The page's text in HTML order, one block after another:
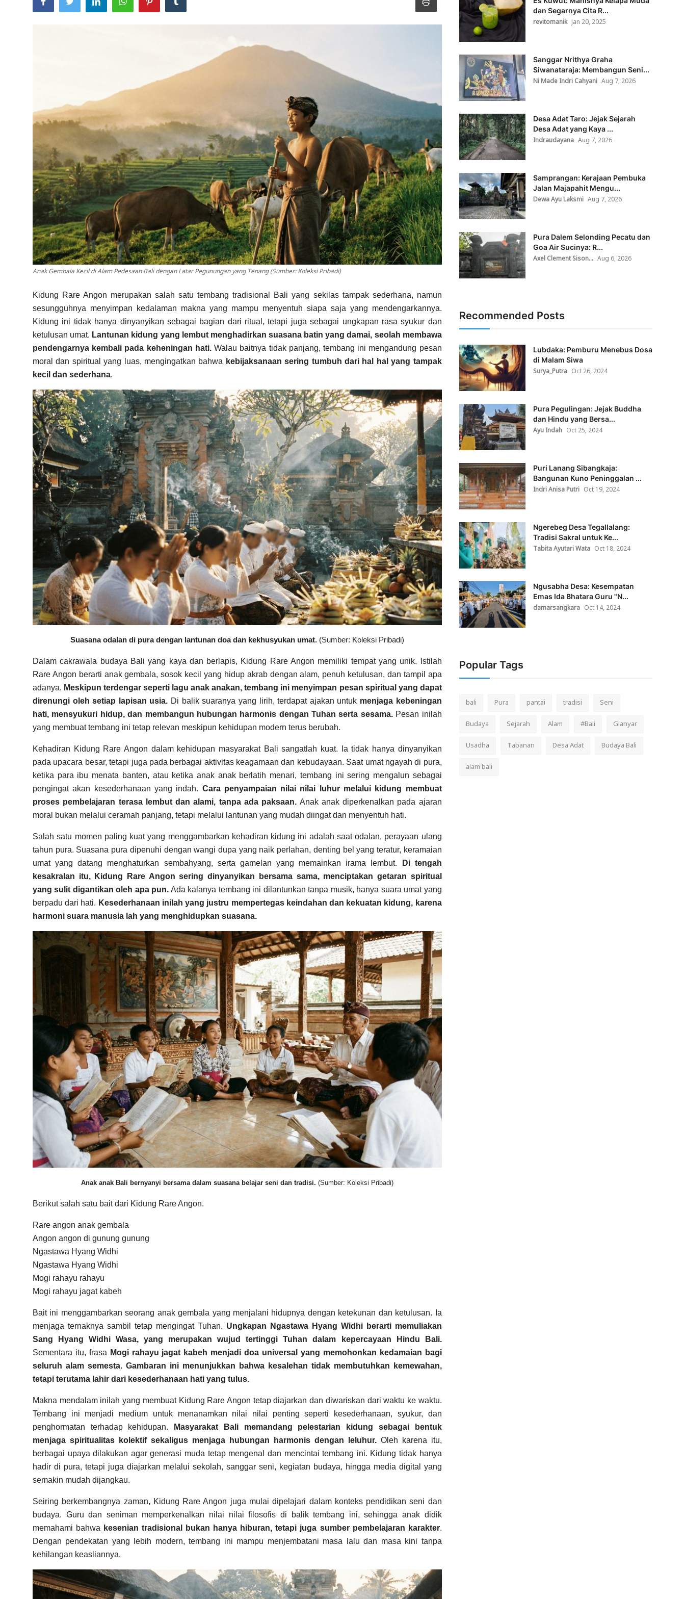
Anak Gembala Kecil di Alam Pedesaan Bali dengan Latar Pegunungan yang Tenang (Sumber: Koleksi Pribadi)
Kidung Rare Angon merupakan salah satu tembang tradisional Bali yang sekilas tampak sederhana, namun
sesungguhnya menyimpan kedalaman makna yang mampu menyentuh siapa saja yang mendengarkannya.
Kidung ini tidak hanya dinyanyikan sebagai bagian dari ritual, tetapi juga sebagai ungkapan rasa syukur dan
ketulusan umat. Lantunan kidung yang lembut menghadirkan suasana batin yang damai, seolah membawa
pendengarnya kembali pada keheningan hati.Walau baitnya tidak panjang, tembang ini mengandung pesan
moral dan spiritual yang luas, mengingatkan bahwa kebijaksanaan sering tumbuh dari hal hal yang tampak
kecil dan sederhana.
Suasana odalan di pura dengan lantunan doa dan kekhusyukan umat. (Sumber: Koleksi Pribadi)
Dalam cakrawala budaya Bali yang kaya dan berlapis, Kidung Rare Angon memiliki tempat yang unik. Istilah
Rare Angon berarti anak gembala, sosok kecil yang hidup akrab dengan alam, penuh ketulusan, dan tampil apa
adanya. Meskipun terdengar seperti lagu anak anakan, tembang ini menyimpan pesan spiritual yang dapat
direnungi oleh setiap lapisan usia. Di balik suaranya yang lirih, terdapat ajakan untuk menjaga kebeningan
hati, mensyukuri hidup, dan membangun hubungan harmonis dengan Tuhan serta sesama.Pesan inilah
yang membuat tembang ini tetap relevan meskipun kehidupan modern terus berubah.
Kehadiran Kidung Rare Angon dalam kehidupan masyarakat Bali sangatlah kuat. Ia tidak hanya dinyanyikan
pada upacara besar, tetapi juga pada berbagai aktivitas keagamaan dan kebudayaan. Saat umat ngayah di pura,
ketika para ibu menata banten, atau ketika anak anak berlatih menari, tembang ini sering mengalun sebagai
pengingat akan kesederhanaan yang indah. Cara penyampaian nilai nilai luhur melalui kidung membuat
proses pembelajaran terasa lembut dan alami, tanpa ada paksaan. Anak anak diperkenalkan pada ajaran
moral bukan melalui ceramah panjang, tetapi melalui lantunan yang mudah diingat dan menyentuh hati.
Salah satu momen paling kuat yang menggambarkan kehadiran kidung ini adalah saat odalan, perayaan ulang
tahun pura. Suasana pura dipenuhi dengan wangi dupa yang naik perlahan, denting bel yang teratur, keramaian
umat yang datang menghaturkan sembahyang, serta gamelan yang memainkan irama lembut.
Di tengah
kesakralan itu, Kidung Rare Angon sering dinyanyikan bersama sama, menciptakan getaran spiritual
yang sulit digantikan oleh apa pun. Ada kalanya tembang ini dilantunkan tanpa musik, hanya suara umat yang
berpadu dari hati. Kesederhanaan inilah yang justru mempertegas keindahan dan kekuatan kidung, karena
harmoni suara manusia lah yang menghidupkan suasana.
Anak anak Bali bernyanyi bersama dalam suasana belajar seni dan tradisi. (Sumber: Koleksi Pribadi)
Berikut salah satu bait dari Kidung Rare Angon.
Rare angon anak gembala
Angon angon di gunung gunung
Ngastawa Hyang Widhi
Ngastawa Hyang Widhi
Mogi rahayu rahayu
Mogi rahayu jagat kabeh
Bait ini menggambarkan seorang anak gembala yang menjalani hidupnya dengan ketekunan dan ketulusan. Ia
menjaga ternaknya sambil tetap mengingat Tuhan. Ungkapan Ngastawa Hyang Widhi berarti memuliakan
Sang Hyang Widhi Wasa, yang merupakan wujud tertinggi Tuhan dalam kepercayaan Hindu Bali.
Sementara itu, frasa Mogi rahayu jagat kabeh menjadi doa universal yang memohonkan kedamaian bagi
seluruh alam semesta. Gambaran ini menunjukkan bahwa kesalehan tidak membutuhkan kemewahan,
tetapi terutama lahir dari kesederhanaan hati yang tulus.
Makna mendalam inilah yang membuat Kidung Rare Angon tetap diajarkan dan diwariskan dari waktu ke waktu.
Tembang ini menjadi medium untuk menanamkan nilai nilai penting seperti kesederhanaan, syukur, dan
penghormatan terhadap kehidupan.
Masyarakat Bali memandang pelestarian kidung sebagai bentuk
menjaga spiritualitas kolektif sekaligus menjaga hubungan harmonis dengan leluhur.Oleh karena itu,
berbagai upaya dilakukan agar generasi muda tetap mengenal dan mencintai tembang ini. Kidung tidak hanya
hadir di pura, tetapi juga diajarkan melalui sekolah, sanggar seni, kegiatan budaya, hingga media digital yang
semakin mudah dijangkau.
Seiring berkembangnya zaman, Kidung Rare Angon juga mulai dipelajari dalam konteks pendidikan seni dan
budaya. Guru dan seniman memperkenalkan nilai nilai filosofis di balik tembang ini, sehingga anak didik
memahami bahwa kesenian tradisional bukan hanya hiburan, tetapi juga sumber pembelajaran karakter.
Dengan pendekatan yang lebih modern, tembang ini mampu menjembatani masa lalu dan masa kini tanpa
kehilangan keasliannya.
dan Segarnya Cita R...
revitomanik Jan 20, 2025
Sanggar Nrithya Graha
Siwanataraja: Membangun Seni...
Ni Made Indri Cahyani Aug 7, 2026
Desa Adat Taro: Jejak Sejarah
Desa Adat yang Kaya ...
Indraudayana Aug 7, 2026
Samprangan: Kerajaan Pembuka
Jalan Majapahit Mengu...
Dewa Ayu Laksmi Aug 7, 2026
Pura Dalem Selonding Pecatu dan
Goa Air Sucinya: R...
Axel Clement Sison... Aug 6, 2026
Recommended Posts
Lubdaka: Pemburu Menebus Dosa
di Malam Siwa
Surya_Putra Oct 26, 2024
Pura Pegulingan: Jejak Buddha
dan Hindu yang Bersa...
Ayu Indah Oct 25, 2024
Puri Lanang Sibangkaja:
Bangunan Kuno Peninggalan ...
Indri Anisa Putri Oct 19, 2024
Ngerebeg Desa Tegallalang:
Tradisi Sakral untuk Ke...
Tabita Ayutari Wata Oct 18, 2024
Ngusabha Desa: Kesempatan
Emas Ida Bhatara Guru "N...
damarsangkara Oct 14, 2024
Popular Tags
bali Pura pantai tradisi
Seni
Budaya
Sejarah Alam #Bali
Gianyar
Usadha
Tabanan Desa Adat
Budaya Bali
alam bali